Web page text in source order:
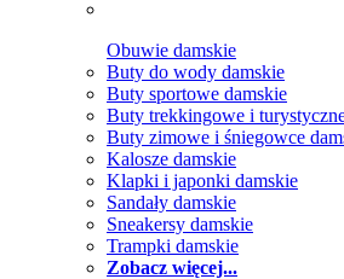
Obuwie damskie
Buty do wody damskie
Buty sportowe damskie
Buty trekkingowe i
Buty zimowe i śniegowce
Kalosze damskie
Klapki i japonki damskie
Sandały damskie
Sneakersy damskie
Trampki damskie
Zobacz więcej...